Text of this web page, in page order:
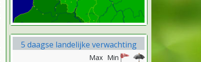
5 daagse landelijke verwachting
Max Min